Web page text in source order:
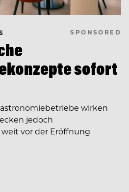
SPONSORED
sofort
wirken
jedoch
vor der Eröffnung